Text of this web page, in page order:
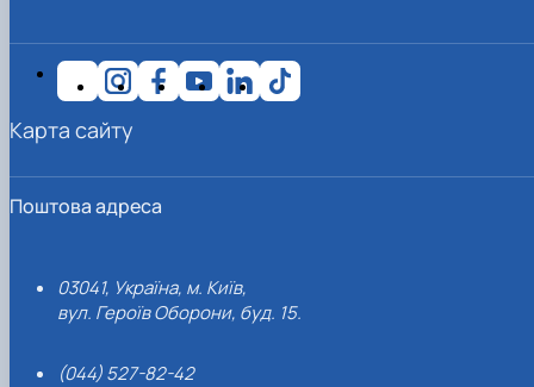
Поштова адреса
03041, Україна, м. Київ,
вул. Героїв Оборони, буд. 15.
(044) 527-82-42
Карта сайту